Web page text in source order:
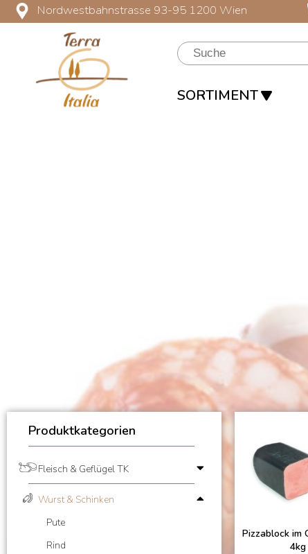
Nordwestbahnstrasse 93-95 1200 Wien
SORTIMENT
Produktkategorien
Fleisch & Geflügel TK
Wurst & Schinken
Pute
Rind
Pizzablock im
4kg